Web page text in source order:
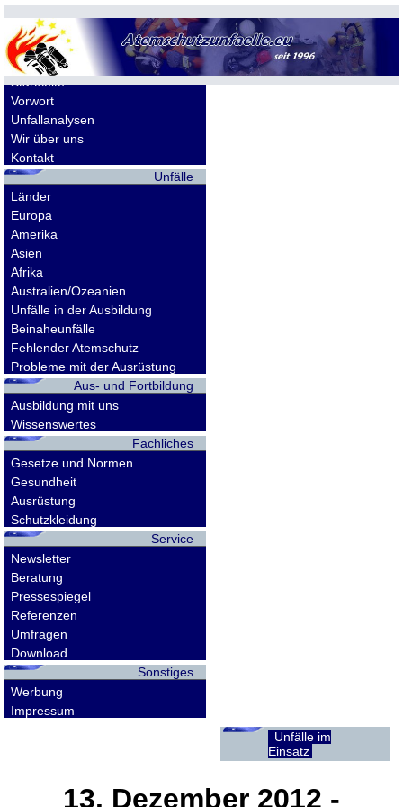
Allgemeines
Startseite
Vorwort
Unfallanalysen
Wir über uns
Kontakt
Unfälle
Länder
Europa
Amerika
Asien
Afrika
Australien/Ozeanien
Unfälle in der Ausbildung
Beinaheunfälle
Fehlender Atemschutz
Probleme mit der Ausrüstung
Aus- und Fortbildung
Ausbildung mit uns
Wissenswertes
Fachliches
Gesetze und Normen
Gesundheit
Ausrüstung
Schutzkleidung
Service
Newsletter
Beratung
Pressespiegel
Referenzen
Umfragen
Download
Sonstiges
Werbung
Impressum
Unfälle im
Einsatz
13. Dezember 2012 -